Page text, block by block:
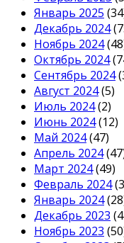
Январь 2025
Декабрь 2024
Ноябрь 2024
Октябрь 2024
Сентябрь 2024
Август 2024(5)
Июль 2024(2)
Июнь 2024(12)
Май 2024(47)
Апрель 2024
Март 2024(49)
Февраль 2024
Январь 2024
Декабрь 2023
Ноябрь 2023